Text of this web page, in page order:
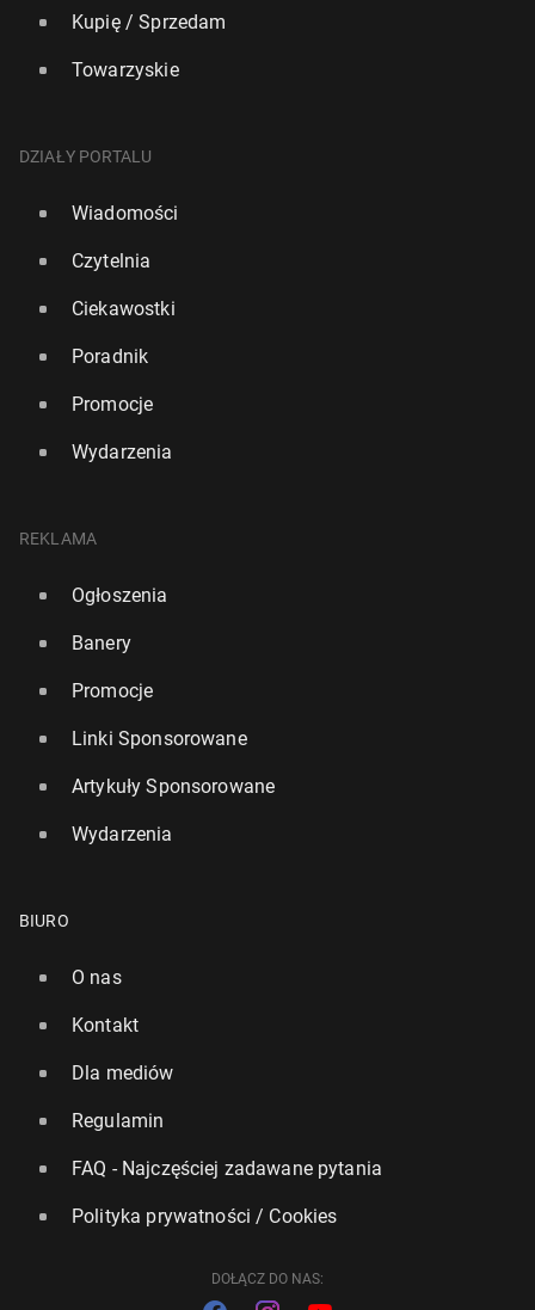
14 kwietnia, 10:30
Ormuz
UK: Jak rosną koszty wakacji, je­dze­nia i ubrań po
10 kwietnia, 15:00
Kupię / Sprzedam
Towarzyskie
DZIAŁY PORTALU
Wiadomości
Czytelnia
Ciekawostki
Poradnik
Promocje
Wydarzenia
REKLAMA
Ogłoszenia
Banery
Promocje
Linki Sponsorowane
Artykuły Sponsorowane
Wydarzenia
BIURO
O nas
Kontakt
Dla mediów
Regulamin
FAQ - Najczęściej zadawane pytania
Polityka prywatności / Cookies
DOŁĄCZ DO NAS: